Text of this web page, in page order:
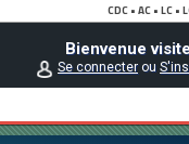
Bienvenue
Se connecterou